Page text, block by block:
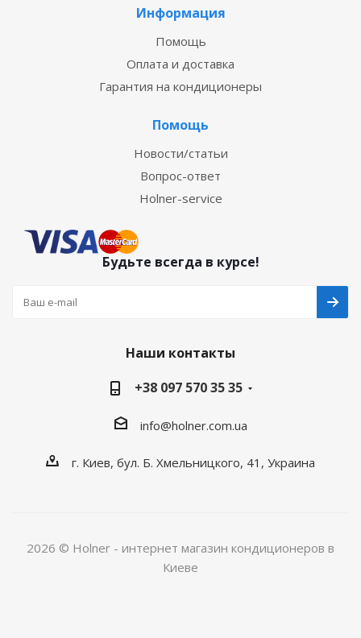
Информация
Помощь
Оплата и доставка
Гарантия на кондиционеры
Помощь
Новости/статьи
Вопрос-ответ
Holner-service
Будьте всегда в курсе!
Наши контакты
+38 097 570 35 35
info@holner.com.ua
г. Киев, бул. Б. Хмельницкого, 41, Украина
2026 © Holner - интернет магазин кондиционеров в
Киеве